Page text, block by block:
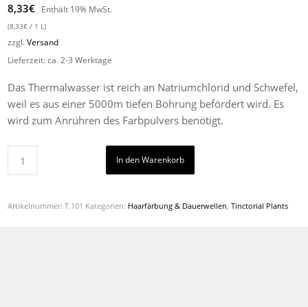
8,33€ Enthält 19% MwSt.
(8,33€ / 1 L)
zzgl.Versand
Lieferzeit: ca. 2-3 Werktage
Das Thermalwasser ist reich an Natriumchlorid und Schwefel,
weil es aus einer 5000m tiefen Bohrung befördert wird. Es
wird zum Anrühren des Farbpulvers benötigt.
In den Warenkorb
Artikelnummer:T.101 Kategorien: Haarfärbung & Dauerwellen ,Tinctorial Plants